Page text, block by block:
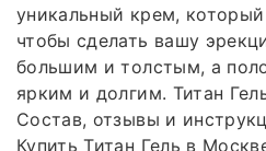
уникальный крем,
чтобы сделать вашу
большим и толстым, а
ярким и долгим. Титан
Состав, отзывы и
Купить Титан Гель в